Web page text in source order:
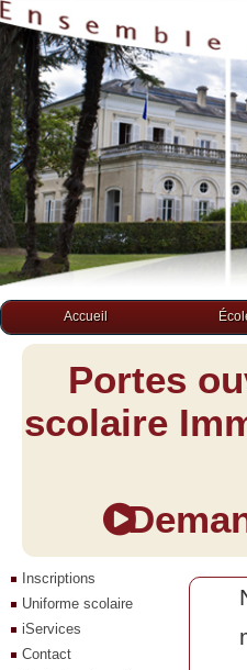
Accueil
Portes
scolaire
Inscriptions
Uniforme scolaire
iServices
Contact